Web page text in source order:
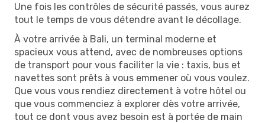
Une fois les contrôles de sécurité passés, vous aurez
tout le temps de vous détendre avant le décollage.
À votre arrivée à Bali, un terminal moderne et
spacieux vous attend, avec de nombreuses options
de transport pour vous faciliter la vie : taxis, bus et
navettes sont prêts à vous emmener où vous voulez.
Que vous vous rendiez directement à votre hôtel ou
que vous commenciez à explorer dès votre arrivée,
tout ce dont vous avez besoin est à portée de main